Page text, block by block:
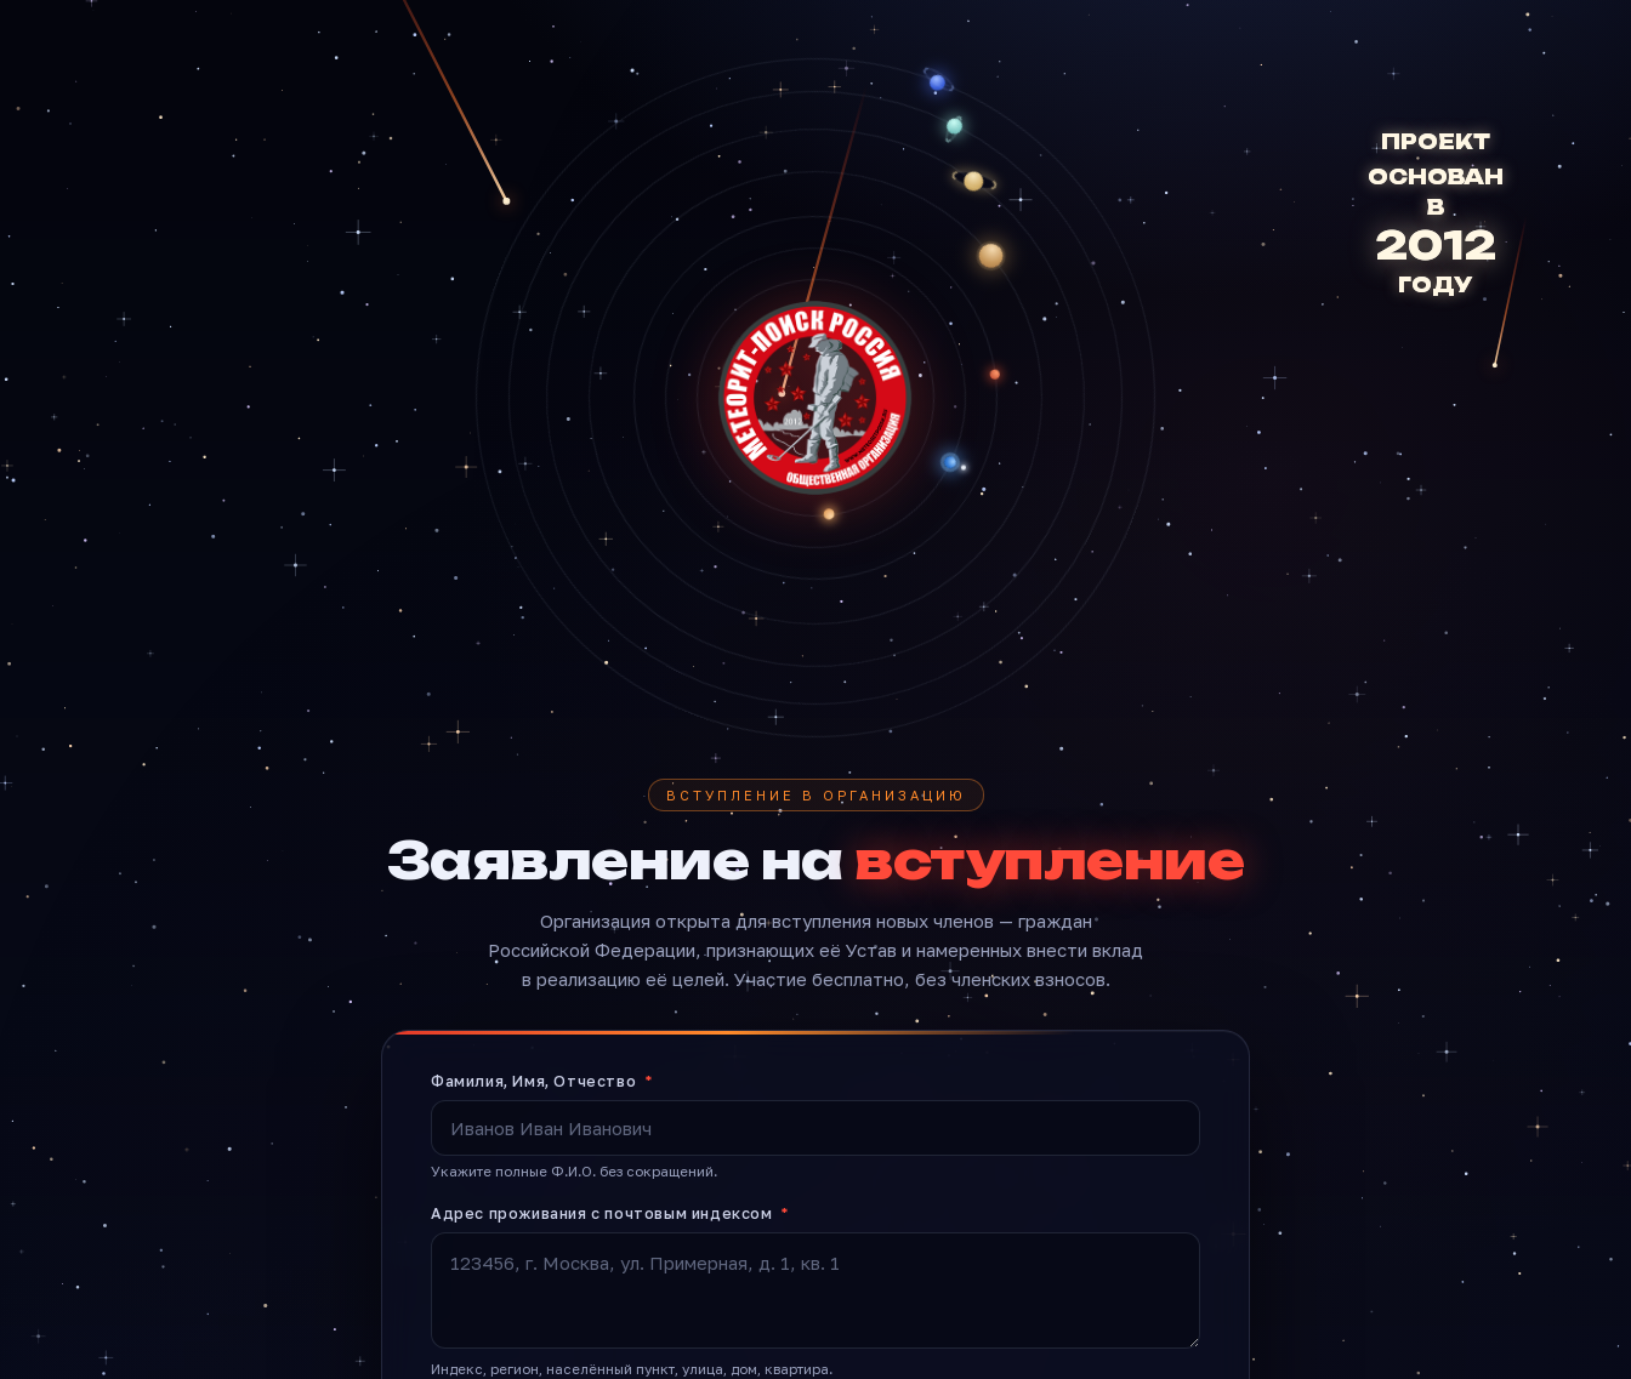
ВСТУПЛЕНИЕ В ОРГАНИЗАЦИЮ
Заявление на вступление
Организация открыта для вступления новых членов — граждан
Российской Федерации, признающих её Устав и намеренных внести вклад
в реализацию её целей. Участие бесплатно, без членских взносов.
Фамилия, Имя, Отчество *
Укажите полные Ф.И.О. без сокращений.
Адрес проживания с почтовым индексом *
Индекс, регион, населённый пункт, улица, дом, квартира.